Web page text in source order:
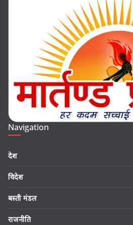
Navigation
देश
विदेश
बस्ती मंडल
राजनीति